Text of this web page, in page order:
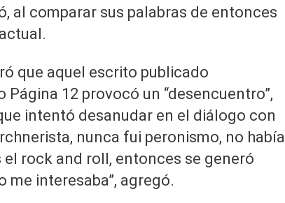
al comparar sus palabras de entonces
que aquel escrito publicado
12 provocó un “desencuentro”,
intentó desanudar en el diálogo con
nunca fui peronismo, no había
el rock and roll, entonces se generó
me interesaba”, agregó.